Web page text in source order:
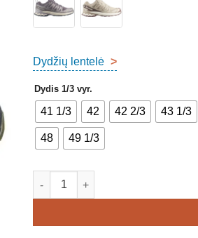
Dydžių lentelė >
Dydis 1/3 vyr.
41 1/3 42 42 2/3 43 1/3
48 49 1/3
produkto kiekis: Salomon XA Pro